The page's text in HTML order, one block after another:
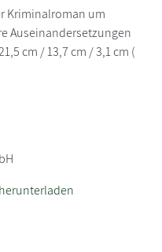
Kriminalroman um
Auseinandersetzungen
cm / 13,7 cm / 3,1 cm (